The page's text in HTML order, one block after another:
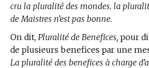
cru la pluralité des mondes. la
de Maistres n’est pas bonne.
On dit, Pluralité de Benefices, pour
de plusieurs benefices par une
La pluralité des benefices à charge